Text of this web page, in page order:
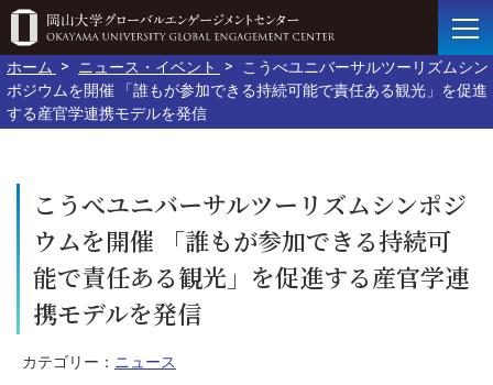
ホーム ニュース・イベント
こうべユニバーサルツーリズムシン
ポジウムを開催 「誰もが参加できる持続可能で責任ある観光」を促進
する産官学連携モデルを発信
こうべユニバーサルツーリズムシンポジ
ウムを開催 「誰もが参加できる持続可
能で責任ある観光」を促進する産官学連
携モデルを発信
カテゴリー： ニュース